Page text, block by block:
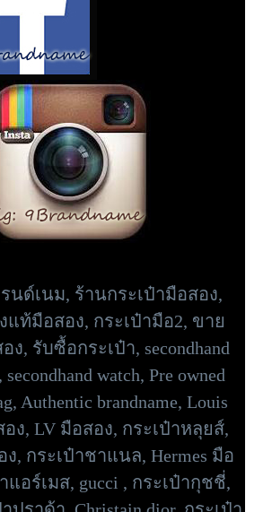
นด์เนม, ร้านกระเป๋ามือสอง,
แท้มือสอง, กระเป๋ามือ2, ขาย
ง, รับซื้อกระเป๋า, secondhand
secondhand watch, Pre owned
Authentic brandname, Louis
ง, LV มือสอง, กระเป๋าหลุยส์,
ง, กระเป๋าชาแนล, Hermes มือ
แอร์เมส, gucci , กระเป๋ากุชชี่,